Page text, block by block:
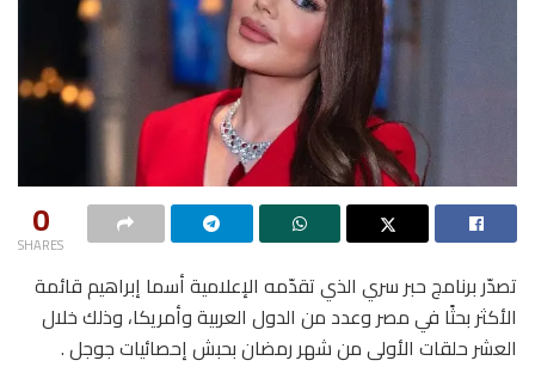
0
SHARES
تصدّر برنامج حبر سري الذي تقدّمه الإعلامية أسما إبراهيم قائمة
الأكثر بحثًا في مصر وعدد من الدول العربية وأمريكا، وذلك خلال
العشر حلقات الأولى من شهر رمضان بحبش إحصائيات جوجل .